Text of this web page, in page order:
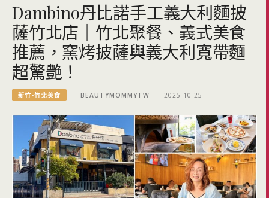
Dambino丹比諾手工義大利麵披
薩竹北店｜竹北聚餐、義式美食
推薦，窯烤披薩與義大利寬帶麵
超驚艷！
新竹-竹北美食 BEAUTYMOMMYTW 2025-10-25